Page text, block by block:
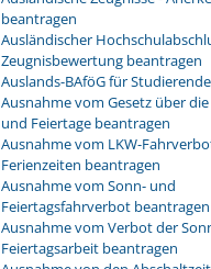
beantragen
Ausländischer
Zeugnisbewertung beantragen
Auslands-BAföG für
Ausnahme vom Gesetz über
und Feiertage beantragen
Ausnahme vom LKW-
Ferienzeiten beantragen
Ausnahme vom Sonn- und
Feiertagsfahrverbot beantragen
Ausnahme vom Verbot der
Feiertagsarbeit beantragen